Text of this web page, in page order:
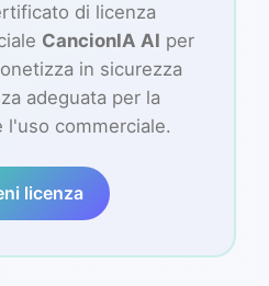
di licenza
CancionIA AI per
in sicurezza
adeguata per la
l'uso commerciale.
licenza